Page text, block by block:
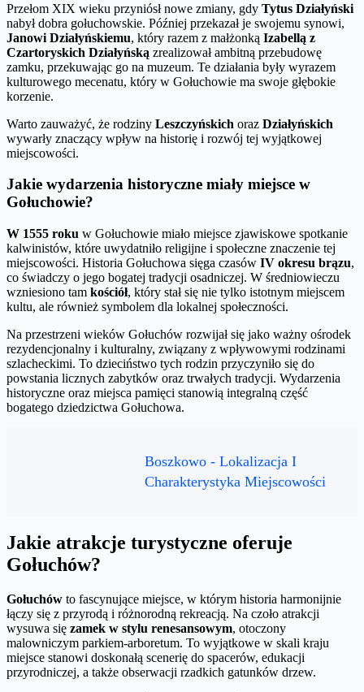
Przełom XIX wieku przyniósł nowe zmiany, gdy Tytus Działyński
nabył dobra gołuchowskie. Później przekazał je swojemu synowi,
Janowi Działyńskiemu, który razem z małżonką Izabellą z
Czartoryskich Działyńską zrealizował ambitną przebudowę
zamku, przekuwając go na muzeum. Te działania były wyrazem
kulturowego mecenatu, który w Gołuchowie ma swoje głębokie
korzenie.
Warto zauważyć, że rodziny Leszczyńskich oraz Działyńskich
wywarły znaczący wpływ na historię i rozwój tej wyjątkowej
miejscowości.
Jakie wydarzenia historyczne miały miejsce w
Gołuchowie?
W 1555 roku w Gołuchowie miało miejsce zjawiskowe spotkanie
kalwinistów, które uwydatniło religijne i społeczne znaczenie tej
miejscowości. Historia Gołuchowa sięga czasów IV okresu brązu,
co świadczy o jego bogatej tradycji osadniczej. W średniowieczu
wzniesiono tam kościół, który stał się nie tylko istotnym miejscem
kultu, ale również symbolem dla lokalnej społeczności.
Na przestrzeni wieków Gołuchów rozwijał się jako ważny ośrodek
rezydencjonalny i kulturalny, związany z wpływowymi rodzinami
szlacheckimi. To dzieciństwo tych rodzin przyczyniło się do
powstania licznych zabytków oraz trwałych tradycji. Wydarzenia
historyczne oraz miejsca pamięci stanowią integralną część
bogatego dziedzictwa Gołuchowa.
Boszkowo - Lokalizacja I
Charakterystyka Miejscowości
Jakie atrakcje turystyczne oferuje
Gołuchów?
Gołuchów to fascynujące miejsce, w którym historia harmonijnie
łączy się z przyrodą i różnorodną rekreacją. Na czoło atrakcji
wysuwa się zamek w stylu renesansowym, otoczony
malowniczym parkiem-arboretum. To wyjątkowe w skali kraju
miejsce stanowi doskonałą scenerię do spacerów, edukacji
przyrodniczej, a także obserwacji rzadkich gatunków drzew.